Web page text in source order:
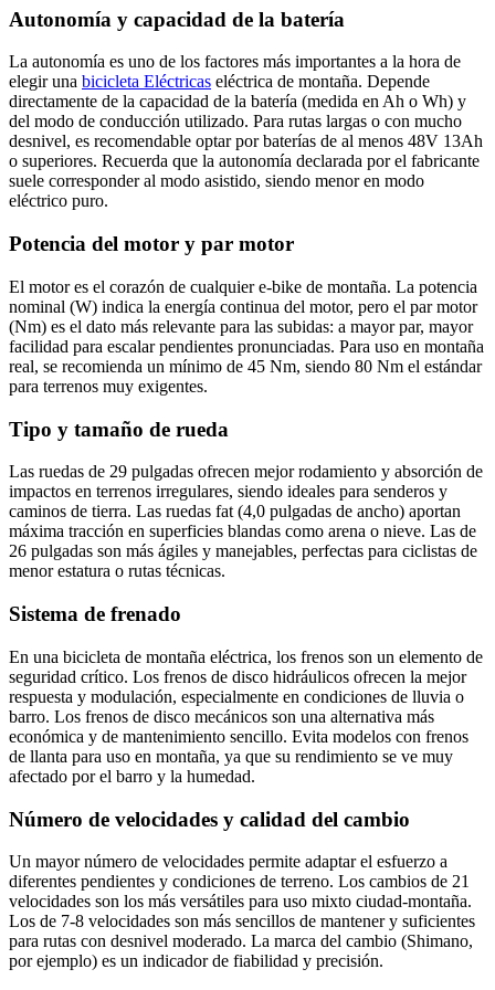
Autonomía y capacidad de la batería
La autonomía es uno de los factores más importantes a la hora de
elegir una bicicleta Eléctricas eléctrica de montaña. Depende
directamente de la capacidad de la batería (medida en Ah o Wh) y
del modo de conducción utilizado. Para rutas largas o con mucho
desnivel, es recomendable optar por baterías de al menos 48V 13Ah
o superiores. Recuerda que la autonomía declarada por el fabricante
suele corresponder al modo asistido, siendo menor en modo
eléctrico puro.
Potencia del motor y par motor
El motor es el corazón de cualquier e-bike de montaña. La potencia
nominal (W) indica la energía continua del motor, pero el par motor
(Nm) es el dato más relevante para las subidas: a mayor par, mayor
facilidad para escalar pendientes pronunciadas. Para uso en montaña
real, se recomienda un mínimo de 45 Nm, siendo 80 Nm el estándar
para terrenos muy exigentes.
Tipo y tamaño de rueda
Las ruedas de 29 pulgadas ofrecen mejor rodamiento y absorción de
impactos en terrenos irregulares, siendo ideales para senderos y
caminos de tierra. Las ruedas fat (4,0 pulgadas de ancho) aportan
máxima tracción en superficies blandas como arena o nieve. Las de
26 pulgadas son más ágiles y manejables, perfectas para ciclistas de
menor estatura o rutas técnicas.
Sistema de frenado
En una bicicleta de montaña eléctrica, los frenos son un elemento de
seguridad crítico. Los frenos de disco hidráulicos ofrecen la mejor
respuesta y modulación, especialmente en condiciones de lluvia o
barro. Los frenos de disco mecánicos son una alternativa más
económica y de mantenimiento sencillo. Evita modelos con frenos
de llanta para uso en montaña, ya que su rendimiento se ve muy
afectado por el barro y la humedad.
Número de velocidades y calidad del cambio
Un mayor número de velocidades permite adaptar el esfuerzo a
diferentes pendientes y condiciones de terreno. Los cambios de 21
velocidades son los más versátiles para uso mixto ciudad-montaña.
Los de 7-8 velocidades son más sencillos de mantener y suficientes
para rutas con desnivel moderado. La marca del cambio (Shimano,
por ejemplo) es un indicador de fiabilidad y precisión.